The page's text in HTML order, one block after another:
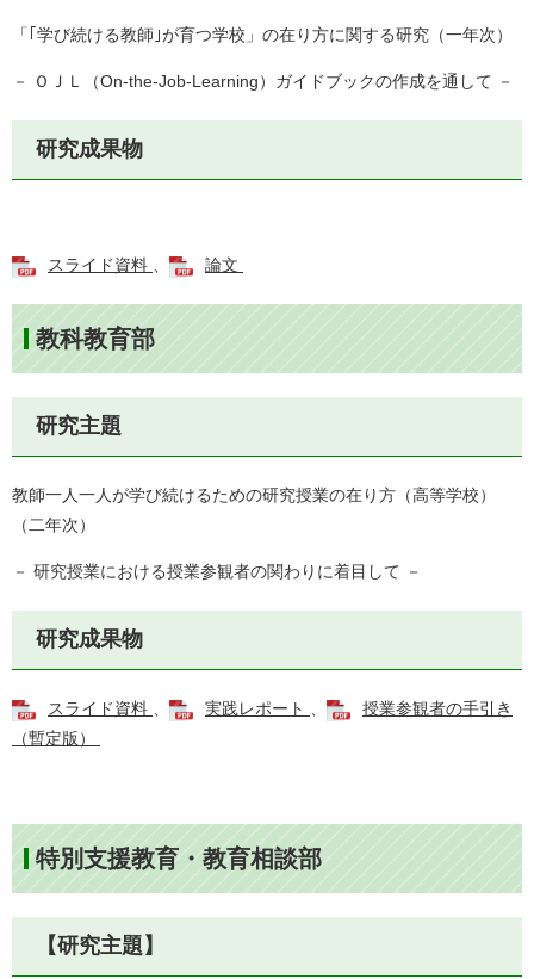
「｢学び続ける教師｣が育つ学校」の在り方に関する研究（一年次）
－ ＯＪＬ（On-the-Job-Learning）ガイドブックの作成を通して －
研究成果物
スライド資料 、 論文
教科教育部
研究主題
​​教師一人一人が学び続けるための研究授業の在り方（高等学校）
（二年次）
－ 研究授業における授業参観者の関わりに着目して －
研究成果物
スライド資料 、 実践レポート 、
授業参観者の手引き
（暫定版）
特別支援教育・教育相談部
【研究主題】